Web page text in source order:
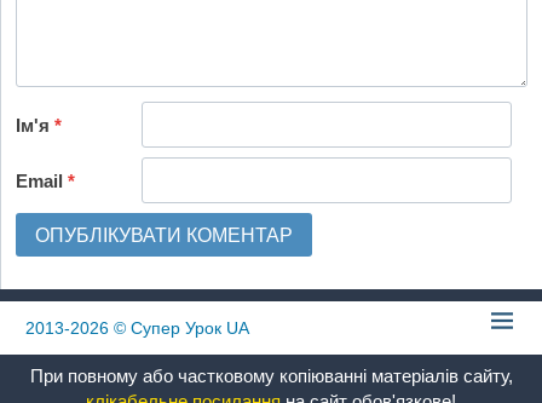
Ім'я*
Email*
2013-2026 © Супер Урок UA
При повному або частковому копіюванні матеріалів сайту,